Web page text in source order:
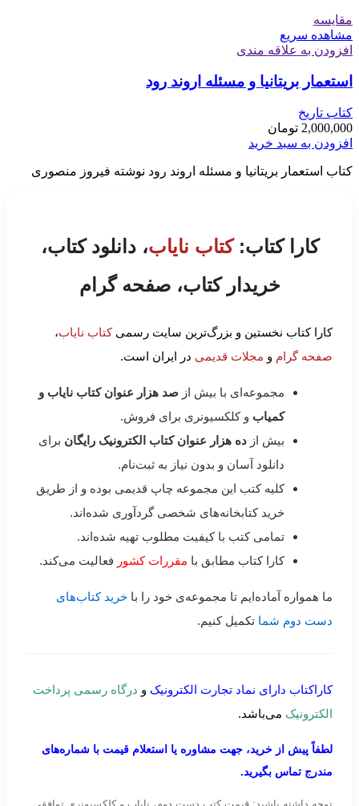
مقایسه
مشاهده سریع
افزودن به علاقه مندی
استعمار بریتانیا و مسئله اروند رود
کتاب تاریخ
2,000,000 تومان
افزودن به سبد خرید
کتاب استعمار بریتانیا و مسئله اروند رود نوشته فیروز منصوری
کارا کتاب:کتاب نایاب، دانلود کتاب،
خریدار کتاب، صفحه گرام
کارا کتاب نخستین و بزرگ‌ترین سایت رسمیکتاب نایاب،
صفحه گرام و مجلات قدیمی در ایران است.
مجموعه‌ای با بیش از صد هزار عنوان کتاب نایاب و
کمیاب و کلکسیونری برای فروش.
بیش از ده هزار عنوان کتاب الکترونیک رایگان برای
دانلود آسان و بدون نیاز به ثبت‌نام.
کلیه کتب این مجموعه چاپ قدیمی بوده و از طریق
خرید کتابخانه‌های شخصی گردآوری شده‌اند.
تمامی کتب با کیفیت مطلوب تهیه شده‌اند.
کارا کتاب مطابق با مقررات کشور فعالیت می‌کند.
ما همواره آماده‌ایم تا مجموعه‌ی خود را با خرید کتاب‌های
دست دوم شما تکمیل کنیم.
کاراکتاب دارای نماد تجارت الکترونیک و درگاه رسمی پرداخت
الکترونیک می‌باشد.
لطفاً پیش از خرید، جهت مشاوره یا استعلام قیمت با شماره‌های
مندرج تماس بگیرید.